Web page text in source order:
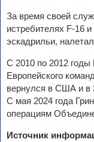
За время своей
истребителях F-16
эскадрильи,
С 2010 по 2012 годы
Европейского
вернулся в США и в
С мая 2024 года
операциям
Источник